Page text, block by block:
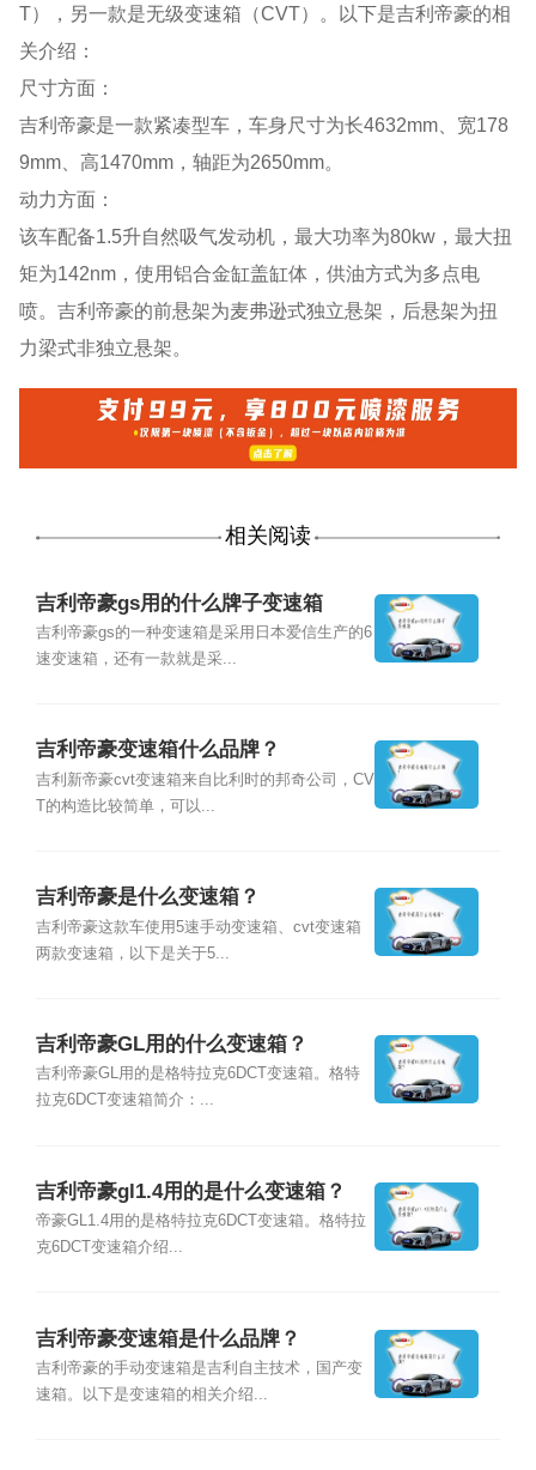
T），另一款是无级变速箱（CVT）。以下是吉利帝豪的相
关介绍：
尺寸方面：
吉利帝豪是一款紧凑型车，车身尺寸为长4632mm、宽178
9mm、高1470mm，轴距为2650mm。
动力方面：
该车配备1.5升自然吸气发动机，最大功率为80kw，最大扭
矩为142nm，使用铝合金缸盖缸体，供油方式为多点电
喷。吉利帝豪的前悬架为麦弗逊式独立悬架，后悬架为扭
力梁式非独立悬架。
相关阅读
吉利帝豪gs用的什么牌子变速箱
吉利帝豪gs的一种变速箱是采用日本爱信生产的6
速变速箱，还有一款就是采...
吉利帝豪变速箱什么品牌？
吉利新帝豪cvt变速箱来自比利时的邦奇公司，CV
T的构造比较简单，可以...
吉利帝豪是什么变速箱？
吉利帝豪这款车使用5速手动变速箱、cvt变速箱
两款变速箱，以下是关于5...
吉利帝豪GL用的什么变速箱？
吉利帝豪GL用的是格特拉克6DCT变速箱。格特
拉克6DCT变速箱简介：...
吉利帝豪gl1.4用的是什么变速箱？
帝豪GL1.4用的是格特拉克6DCT变速箱。格特拉
克6DCT变速箱介绍...
吉利帝豪变速箱是什么品牌？
吉利帝豪的手动变速箱是吉利自主技术，国产变
速箱。以下是变速箱的相关介绍...